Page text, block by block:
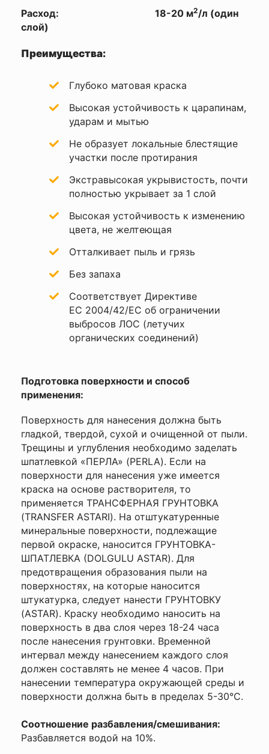
Расход: 18-20 м2/л (один
слой)
Преимущества:
Глубоко матовая краска
Высокая устойчивость к царапинам,
ударам и мытью
Не образует локальные блестящие
участки после протирания
Экстравысокая укрывистость, почти
полностью укрывает за 1 слой
Высокая устойчивость к изменению
цвета, не желтеющая
Отталкивает пыль и грязь
Без запаха
Соответствует Директиве
ЕС 2004/42/EC об ограничении
выбросов ЛОС (летучих
органических соединений)
Подготовка поверхности и способ
применения:
Поверхность для нанесения должна быть
гладкой, твердой, сухой и очищенной от пыли.
Трещины и углубления необходимо заделать
шпатлевкой «ПЕРЛА» (PERLA). Если на
поверхности для нанесения уже имеется
краска на основе растворителя, то
применяется ТРАНСФЕРНАЯ ГРУНТОВКА
(TRANSFER ASTARI). На отштукатуренные
минеральные поверхности, подлежащие
первой окраске, наносится ГРУНТОВКА-
ШПАТЛЕВКА (DOLGULU ASTAR). Для
предотвращения образования пыли на
поверхностях, на которые наносится
штукатурка, следует нанести ГРУНТОВКУ
(ASTAR). Краску необходимо наносить на
поверхность в два слоя через 18-24 часа
после нанесения грунтовки. Временной
интервал между нанесением каждого слоя
должен составлять не менее 4 часов. При
нанесении температура окружающей среды и
поверхности должна быть в пределах 5-30°C.
Соотношение разбавления/смешивания:
Разбавляется водой на 10%.
Область
Высокая
царапинам •
Экстравысокая
укрывистость •
• Отталкивает
пыль и грязь •
Без запаха,
Соответствует
Директиве ЕС
2004/42/EC об
выбросов ЛОС
(летучих
органических
Прочное
Вода
18-20 м2/л
(один слой)
Степень
Страна Турция
Тип
окрашиваемого
материала
штукатурка,
бетон,
фиброцемент и
др.
Ваша
оценка
Комментарий
Я согласен с
конфиденциальности
данного сайта